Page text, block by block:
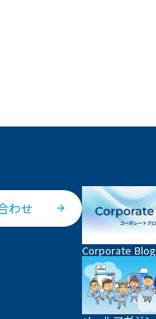
わせ
Corporate Blog